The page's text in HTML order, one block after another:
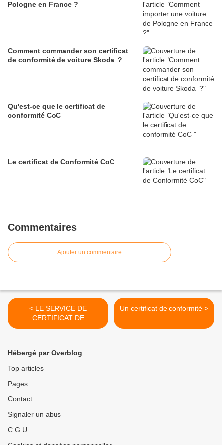
Pologne en France ?
Comment commander son certificat
de conformité de voiture Skoda ?
Qu'est-ce que le certificat de
conformité CoC
Le certificat de Conformité CoC
Commentaires
Ajouter un commentaire
< LE SERVICE DE
CERTIFICAT DE
CONFORMITÉ
Un certificat de conformité >
Hébergé par Overblog
Top articles
Pages
Contact
Signaler un abus
C.G.U.